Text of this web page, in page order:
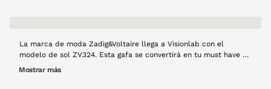
La marca de moda Zadig&Voltaire llega a Visionlab con el
modelo de sol ZV324. Esta gafa se convertirá en tu must have de
esta temporada. Tiene un diseño urbano y de forma rectangular
Mostrar más